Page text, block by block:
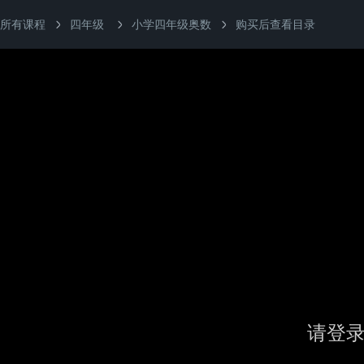
所有课程 四年级 小学四年级奥数 购买后查看目录
请登